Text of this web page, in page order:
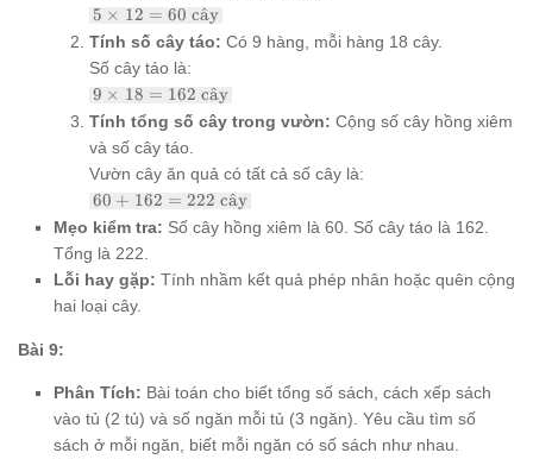
5
\times
12 =
60
\text{
cây}
5 × 12 = 60 ca
ˆy
Tính số cây táo: Có 9 hàng, mỗi hàng 18 cây.
Số cây táo là:
9
\times
18 =
162
\text{
cây}
9 × 18 = 162 ca
ˆy
Tính tổng số cây trong vườn: Cộng số cây hồng xiêm
và số cây táo.
Vườn cây ăn quả có tất cả số cây là:
60 +
162 =
222
\text{
cây}
60 + 162 = 222 ca
ˆy
Mẹo kiểm tra: Số cây hồng xiêm là 60. Số cây táo là 162.
Tổng là 222.
Lỗi hay gặp: Tính nhầm kết quả phép nhân hoặc quên cộng
hai loại cây.
Bài 9:
Phân Tích: Bài toán cho biết tổng số sách, cách xếp sách
vào tủ (2 tủ) và số ngăn mỗi tủ (3 ngăn). Yêu cầu tìm số
sách ở mỗi ngăn, biết mỗi ngăn có số sách như nhau.